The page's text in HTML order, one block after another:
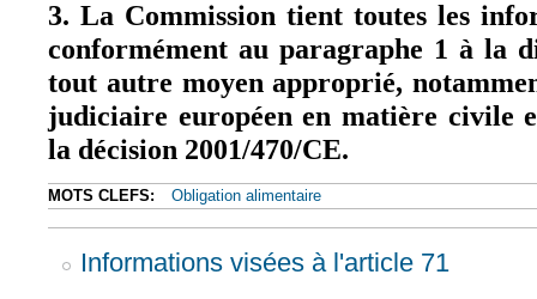
3. La Commission tient toutes les
conformément au paragraphe 1 à la
tout autre moyen approprié,
judiciaire européen en matière civile
la décision 2001/470/CE.
MOTS CLEFS: Obligation alimentaire
Informations visées à l'article 71